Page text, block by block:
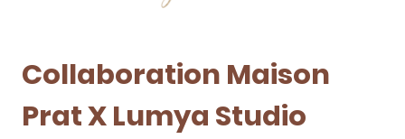
Collaboration Maison
Prat X Lumya Studio